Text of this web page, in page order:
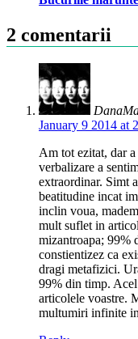
2 comentarii
January 9 2014 at
Am tot ezitat, dar
verbalizare a
extraordinar. Simt
beatitudine incat
inclin voua,
mult suflet in
mizantroapa; 99%
constientizez ca
dragi metafizici.
99% din timp.
articolele voastre.
multumiri infinite